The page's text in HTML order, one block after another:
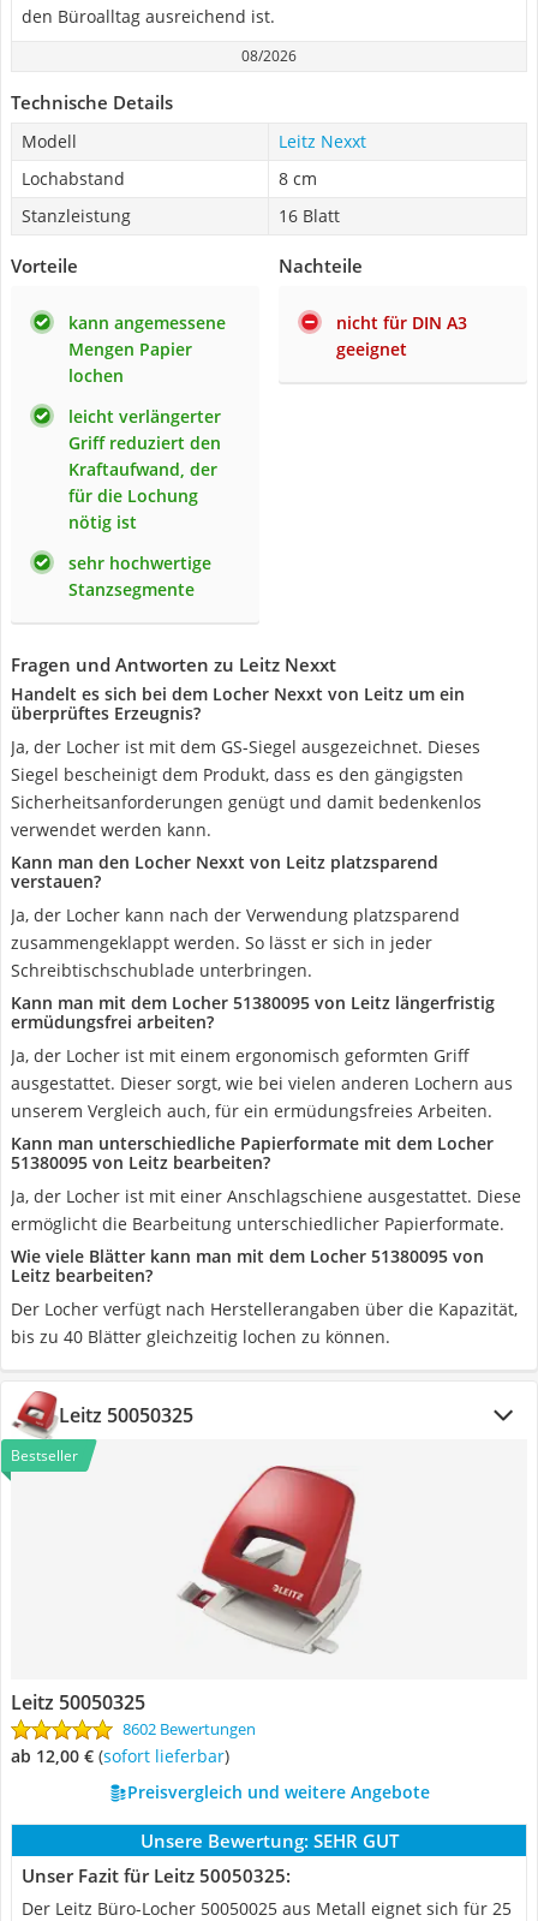
den Büroalltag ausreichend ist.
08/2026
Technische Details
Modell
Leitz Nexxt
Lochabstand
8 cm
Stanzleistung
16 Blatt
Vorteile
kann angemessene
Mengen Papier
lochen
leicht verlängerter
Griff reduziert den
Kraftaufwand, der
für die Lochung
nötig ist
sehr hochwertige
Stanzsegmente
Nachteile
nicht für DIN A3
geeignet
Fragen und Antworten zu Leitz Nexxt
Handelt es sich bei dem Locher Nexxt von Leitz um ein
überprüftes Erzeugnis?
Ja, der Locher ist mit dem GS-Siegel ausgezeichnet. Dieses
Siegel bescheinigt dem Produkt, dass es den gängigsten
Sicherheitsanforderungen genügt und damit bedenkenlos
verwendet werden kann.
Kann man den Locher Nexxt von Leitz platzsparend
verstauen?
Ja, der Locher kann nach der Verwendung platzsparend
zusammengeklappt werden. So lässt er sich in jeder
Schreibtischschublade unterbringen.
Kann man mit dem Locher 51380095 von Leitz längerfristig
ermüdungsfrei arbeiten?
Ja, der Locher ist mit einem ergonomisch geformten Griff
ausgestattet. Dieser sorgt, wie bei vielen anderen Lochern aus
unserem Vergleich auch, für ein ermüdungsfreies Arbeiten.
Kann man unterschiedliche Papierformate mit dem Locher
51380095 von Leitz bearbeiten?
Ja, der Locher ist mit einer Anschlagschiene ausgestattet. Diese
ermöglicht die Bearbeitung unterschiedlicher Papierformate.
Wie viele Blätter kann man mit dem Locher 51380095 von
Leitz bearbeiten?
Der Locher verfügt nach Herstellerangaben über die Kapazität,
bis zu 40 Blätter gleichzeitig lochen zu können.
Leitz 50050325
Bestseller
Leitz 50050325
8602 Bewertungen
ab 12,00 € ( Sofort lieferbar)
Preisvergleich und weitere Angebote
Unsere Bewertung: SEHR GUT
Unser Fazit für Leitz 50050325:
Der Leitz Büro-Locher 50050025 aus Metall eignet sich für 25